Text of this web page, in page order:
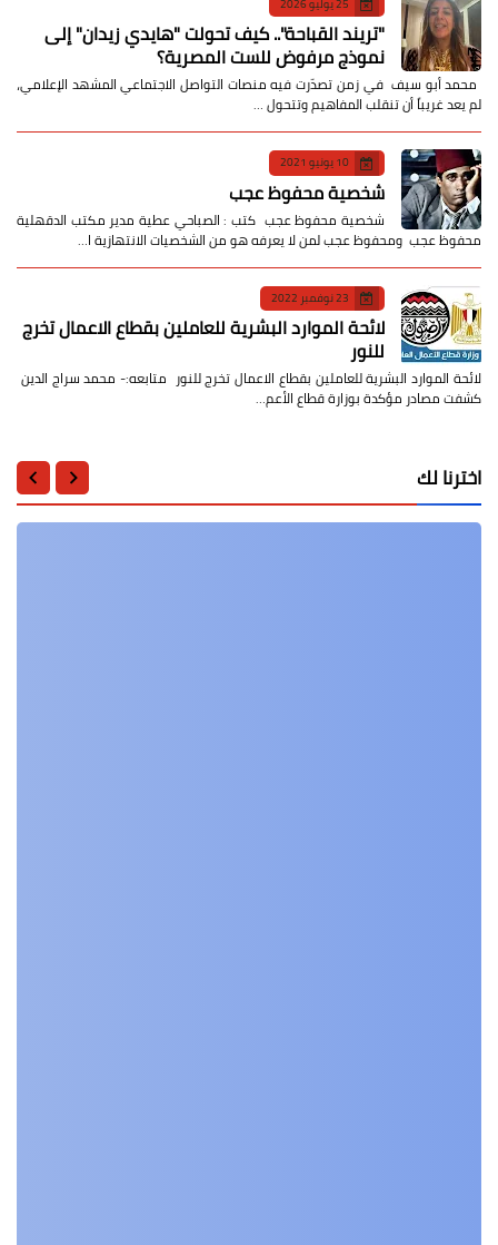
​"تريند القباحة".. كيف تحولت "هايدي زيدان" إلى
نموذج مرفوض للست المصرية؟
​ محمد أبو سيف ​في زمن تصدّرت فيه منصات التواصل الاجتماعي المشهد الإعلامي،
لم يعد غريباً أن تنقلب المفاهيم وتتحول …
10 يونيو 2021
شخصية محفوظ عجب
شخصية محفوظ عجب كتب : الصباحي عطية مدير مكتب الدقهلية
محفوظ عجب ومحفوظ عجب لمن لا يعرفه هو من الشخصيات الانتهازية ا…
23 نوفمبر 2022
لائحة الموارد البشرية للعاملين بقطاع الاعمال تخرج
للنور
لائحة الموارد البشرية للعاملين بقطاع الاعمال تخرج للنور متابعه:- محمد سراج الدين
كشفت مصادر مؤكدة بوزارة قطاع الأعم…
اخترنا لك